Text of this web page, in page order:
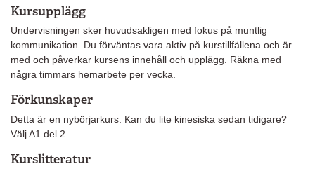
Kursupplägg
Undervisningen sker huvudsakligen med fokus på muntlig
kommunikation. Du förväntas vara aktiv på kurstillfällena och är
med och påverkar kursens innehåll och upplägg. Räkna med
några timmars hemarbete per vecka.
Förkunskaper
Detta är en nybörjarkurs. Kan du lite kinesiska sedan tidigare?
Välj A1 del 2.
Kurslitteratur